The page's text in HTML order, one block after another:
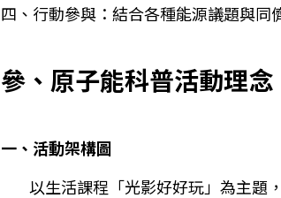
四、行動參與：結合各種能源議題與同
參、原子能科普活動理念
一、活動架構圖
以生活課程「光影好好玩」為主題